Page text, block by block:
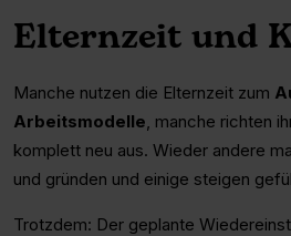
Elternzeit und
Manche nutzen die Elternzeit zum
Arbeitsmodelle , manche richten
komplett neu aus. Wieder andere
und gründen und einige steigen
Trotzdem: Der geplante